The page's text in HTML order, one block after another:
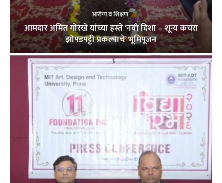
आरोग्य व शिक्षण
आमदार अमित गोरखे यांच्या हस्ते ‘नवी दिशा – शून्य कचरा
झोपडपट्टी प्रकल्पाचे’ भूमिपूजन